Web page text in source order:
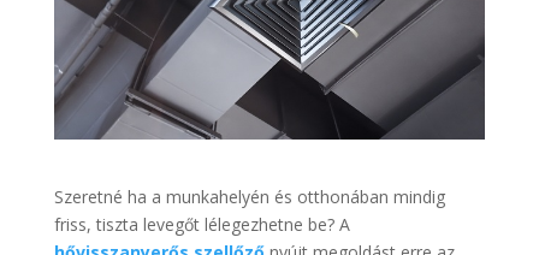
Szeretné ha a munkahelyén és otthonában mindig
friss, tiszta levegőt lélegezhetne be? A